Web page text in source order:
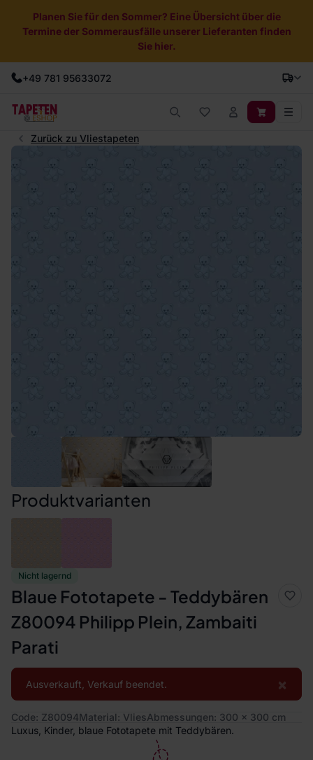
Planen Sie für den Sommer? Eine Übersicht über die
Termine der Sommerausfälle unserer Lieferanten finden
Sie hier.
+49 781 95633072
Zurück zu Vliestapeten
Nicht lagernd
Blaue Fototapete - Teddybären
Z80094 Philipp Plein, Zambaiti
Parati
×
Ausverkauft, Verkauf beendet.
Code: Z80094Material: VliesAbmessungen: 300 x 300 cm
Luxus, Kinder, blaue Fototapete mit Teddybären.
Produktvarianten